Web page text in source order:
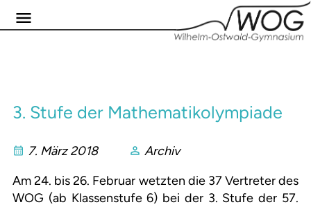
3. Stufe der Mathematikolympiade
7. März 2018
Archiv
Am 24. bis 26. Februar wetzten die 37 Vertreter des
WOG (ab Klassenstufe 6) bei der 3. Stufe der 57.